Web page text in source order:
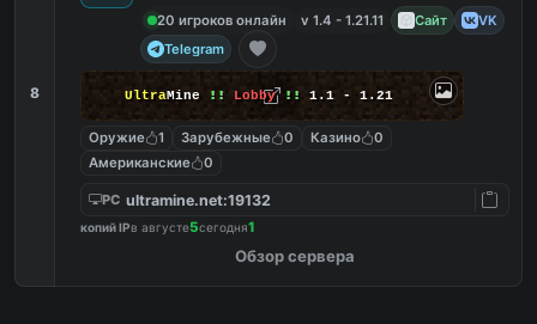
8
20 игроков онлайн
v 1.4 - 1.21.11 Сайт
VK
Telegram
UltraMine !! Lobby !! 1.1 - 1.21
Оружие 1 Зарубежные 0 Казино
0
Американские
0
PC ultramine.net:19132
копий IPв августе5сегодня1
Обзор сервера